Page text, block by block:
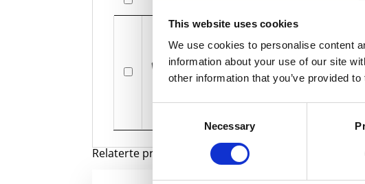
This website uses cookies
We use cookies to personalise content
information about your use of our site
other information that you’ve provided
Necessary
Bilde
Carbon gavesett
Relaterte produkter